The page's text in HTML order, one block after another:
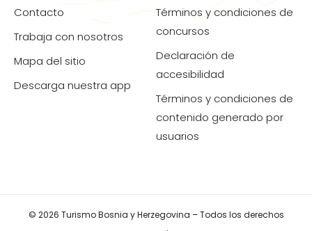
Contacto
Trabaja con nosotros
Mapa del sitio
Descarga nuestra app
Términos y condiciones de
concursos
Declaración de
accesibilidad
Términos y condiciones de
contenido generado por
usuarios
© 2026 Turismo Bosnia y Herzegovina – Todos los derechos